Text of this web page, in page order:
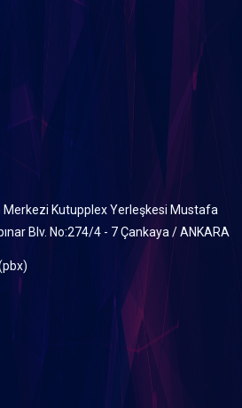
Merkezi Kutupplex Yerleşkesi Mustafa
Blv. No:274/4 - 7 Çankaya / ANKARA